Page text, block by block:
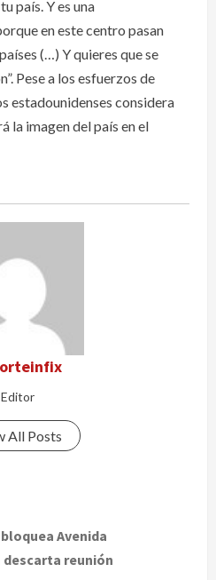
país. Y es una
en este centro pasan
(…) Y quieres que se
Pese a los esfuerzos de
estadounidenses considera
la imagen del país en el
Editor
All Posts
Avenida
descarta reunión